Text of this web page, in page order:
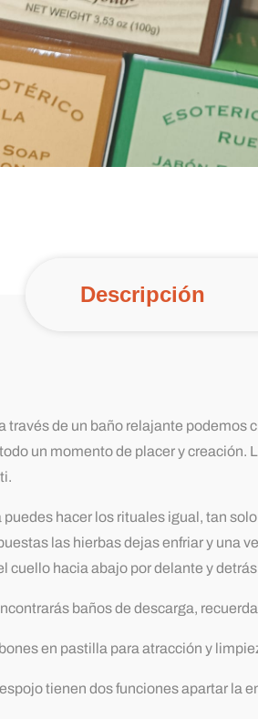
Descripción
través de un baño relajante podemos
un momento de placer y creación.
puedes hacer los rituales igual, tan
las hierbas dejas enfriar y una
cuello hacia abajo por delante y
baños de descarga,
en pastilla para atracción y
tienen dos funciones apartar la